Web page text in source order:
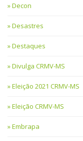
Decon
Desastres
Destaques
Divulga CRMV-MS
Eleição 2021 CRMV-MS
Eleição CRMV-MS
Embrapa